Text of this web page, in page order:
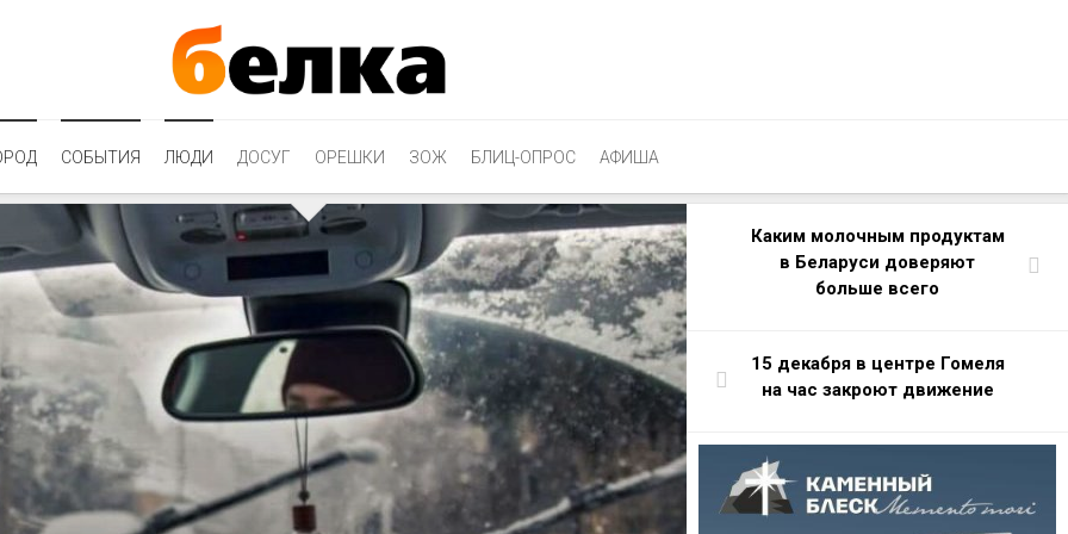
СОБЫТИЯ ЛЮДИ ДОСУГ ОРЕШКИ ЗОЖ БЛИЦ-ОПРОС АФИША
Каким молочным продуктам
в Беларуси доверяют
больше всего
15 декабря в центре Гомеля
на час закроют движение